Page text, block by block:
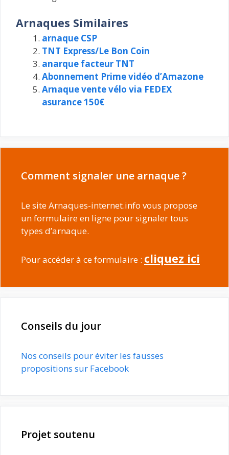
Arnaques Similaires
arnaque CSP
TNT Express/Le Bon Coin
anarque facteur TNT
Abonnement Prime vidéo d’Amazone
Arnaque vente vélo via FEDEX
asurance 150€
Comment signaler une arnaque ?
Le site Arnaques-internet.info vous propose
un formulaire en ligne pour signaler tous
types d’arnaque.
Pour accéder à ce formulaire : cliquez ici
Conseils du jour
Nos conseils pour éviter les fausses
propositions sur Facebook
Projet soutenu